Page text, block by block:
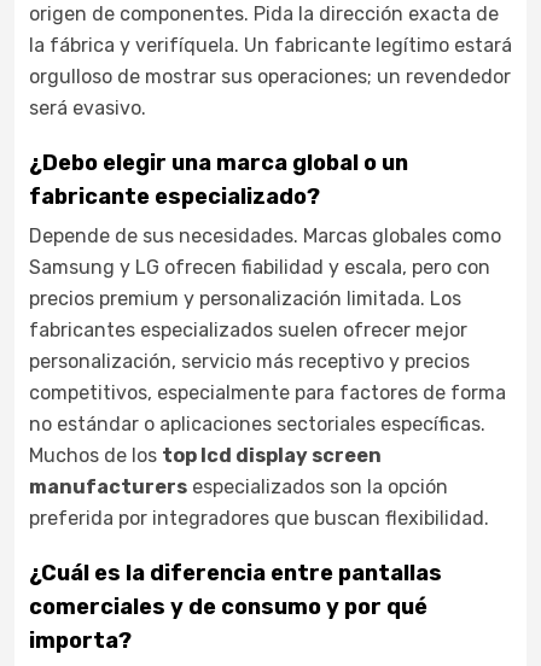
origen de componentes. Pida la dirección exacta de
la fábrica y verifíquela. Un fabricante legítimo estará
orgulloso de mostrar sus operaciones; un revendedor
será evasivo.
¿Debo elegir una marca global o un
fabricante especializado?
Depende de sus necesidades. Marcas globales como
Samsung y LG ofrecen fiabilidad y escala, pero con
precios premium y personalización limitada. Los
fabricantes especializados suelen ofrecer mejor
personalización, servicio más receptivo y precios
competitivos, especialmente para factores de forma
no estándar o aplicaciones sectoriales específicas.
Muchos de los top lcd display screen
manufacturers especializados son la opción
preferida por integradores que buscan flexibilidad.
¿Cuál es la diferencia entre pantallas
comerciales y de consumo y por qué
importa?